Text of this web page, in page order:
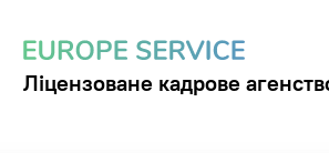
Ліцензоване кадрове